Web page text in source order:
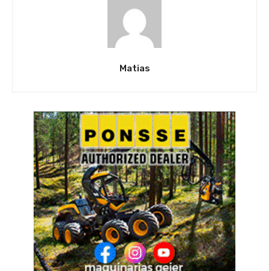
Matias